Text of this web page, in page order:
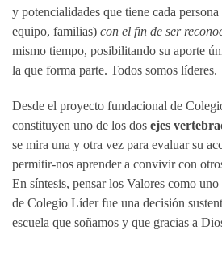
y potencialidades que tiene cada
equipo, familias) con el fin de ser
mismo tiempo, posibilitando su aporte
la que forma parte. Todos somos líderes.
Desde el proyecto fundacional de
constituyen uno de los dos ejes
se mira una y otra vez para evaluar su
permitir-nos aprender a convivir con
En síntesis, pensar los Valores como
de Colegio Líder fue una decisión
escuela que soñamos y que gracias a